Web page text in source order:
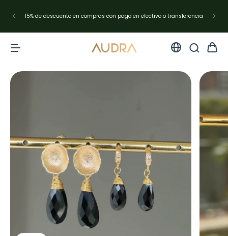
15% de descuento en compras con pago en efectivo o transferencia